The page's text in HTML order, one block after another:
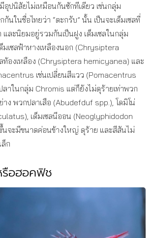
อุปนิสัยไม่เหมือนกันซักทีเดียว เช่นกลุ่ม
นในชื่อไทยว่า “ตะกรับ” นั้น เป็นจะเด็มเซลที่
ละนิยมอยู่รวมกันเป็นฝูง เด็มเซลในกลุ่ม
มเซลฟ้าหางเหลืองนอก (Chrysiptera
ท้องเหลือง (Chrysiptera hemicyanea) และ
เช่นเปลี่ยนสีแวว (Pomacentrus
าในกลุ่ม Chromis แต่ก็ยังไม่ดุร้ายเท่าพวก
าง พวกปลาเสือ (Abudefduf spp.), โดมิโน่
เด็มเซลนีออน (Neoglyphidodon
นจะมีขนาดค่อนข้างใหญ่ ดุร้าย และสีสันไม่
ก
รือฮอคฟิช